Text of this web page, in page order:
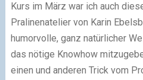
Kurs im März war ich auch
Pralinenatelier von Karin
humorvolle, ganz natürlicher
das nötige Knowhow
einen und anderen Trick vom